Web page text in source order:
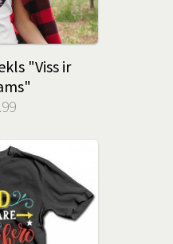
"Viss ir